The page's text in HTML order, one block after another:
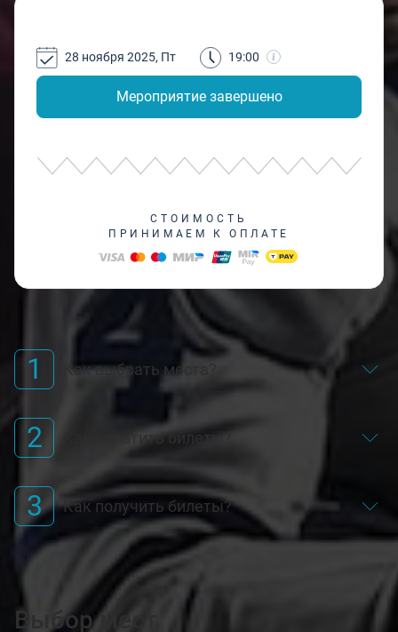
Мероприятие завершено
28 ноября 2025, Пт 19:00
СТОИМОСТЬ
ПРИНИМАЕМ К ОПЛАТЕ
1 Как выбрать места?
2 Как оплатить билеты?
3 Как получить билеты?
Выбор мест